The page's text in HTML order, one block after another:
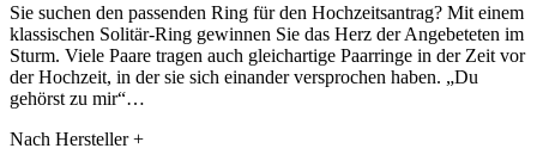
Sie suchen den passenden Ring für den Hochzeitsantrag? Mit einem
klassischen Solitär-Ring gewinnen Sie das Herz der Angebeteten im
Sturm. Viele Paare tragen auch gleichartige Paarringe in der Zeit vor
der Hochzeit, in der sie sich einander versprochen haben. „Du
gehörst zu mir“…
Nach Hersteller+